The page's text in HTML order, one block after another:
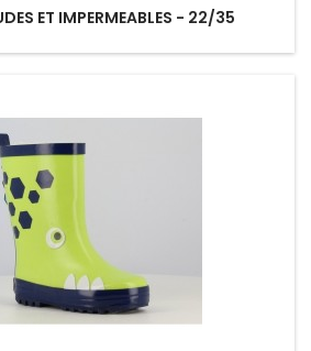
ET IMPERMEABLES - 22/35